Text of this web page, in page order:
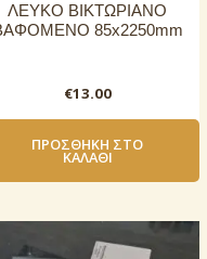
ΛΕΥΚΟ ΒΙΚΤΩΡΙΑΝΟ
85x2250mm
€13.00
ΠΡΟΣΘΉΚΗ ΣΤΟ
ΚΑΛΆΘΙ